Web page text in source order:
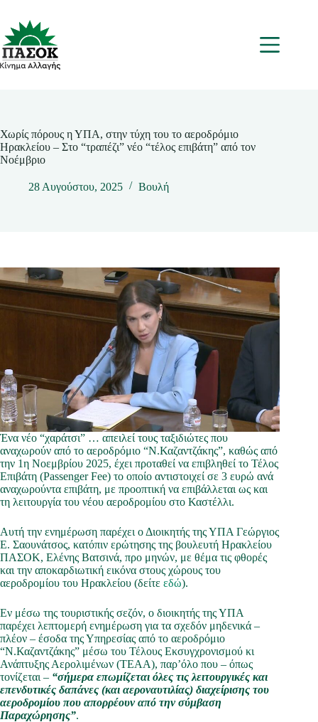
περιεχόμενο
Μενου
Χωρίς πόρους η ΥΠΑ, στην τύχη του το αεροδρόμιο
Ηρακλείου – Στο “τραπέζι” νέο “τέλος επιβάτη” από τον
Νοέμβριο
28 Αυγούστου, 2025 Βουλή
Ένα νέο “χαράτσι” … απειλεί τους ταξιδιώτες που
αναχωρούν από το αεροδρόμιο “Ν.Καζαντζάκης”, καθώς από
την 1η Νοεμβρίου 2025, έχει προταθεί να επιβληθεί το Τέλος
Επιβάτη (Passenger Fee) το οποίο αντιστοιχεί σε 3 ευρώ ανά
αναχωρούντα επιβάτη, με προοπτική να επιβάλλεται ως και
τη λειτουργία του νέου αεροδρομίου στο Καστέλλι.
Αυτή την ενημέρωση παρέχει ο Διοικητής της ΥΠΑ Γεώργιος
Ε. Σαουνάτσος, κατόπιν ερώτησης της βουλευτή Ηρακλείου
ΠΑΣΟΚ, Ελένης Βατσινά, προ μηνών, με θέμα τις φθορές
και την αποκαρδιωτική εικόνα στους χώρους του
αεροδρομίου του Ηρακλείου (δείτε εδώ).
Εν μέσω της τουριστικής σεζόν, ο διοικητής της ΥΠΑ
παρέχει λεπτομερή ενημέρωση για τα σχεδόν μηδενικά –
πλέον – έσοδα της Υπηρεσίας από το αεροδρόμιο
“Ν.Καζαντζάκης” μέσω του Τέλους Εκσυγχρονισμού κι
Ανάπτυξης Αερολιμένων (ΤΕΑΑ), παρ’όλο που – όπως
τονίζεται – “σήμερα επωμίζεται όλες τις λειτουργικές και
επενδυτικές δαπάνες (και αεροναυτιλίας) διαχείρισης του
αεροδρομίου που απορρέουν από την σύμβαση
Παραχώρησης”.